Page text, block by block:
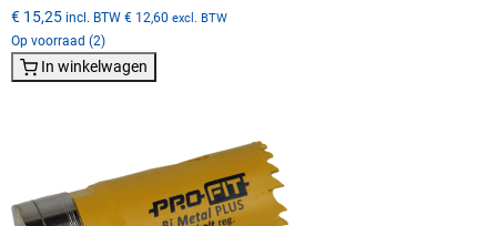
€ 15,25 incl. BTW € 12,60 excl. BTW
Op voorraad (2)
In winkelwagen